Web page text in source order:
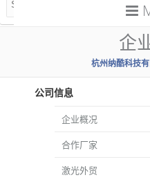
企
杭州纳酷科技
公司信息
企业概况
合作厂家
激光外贸